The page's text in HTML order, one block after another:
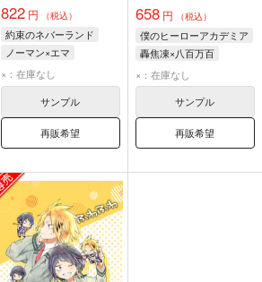
822 円 （税込）
約束のネバーランド
ノーマン×エマ
オールキャラ
×：在庫なし
サンプル
再販希望
658円 （税込）
僕のヒーローアカデミア
轟焦凍×八百万百
八百万百
×：在庫なし
サンプル
再販希望